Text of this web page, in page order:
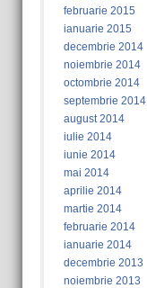
februarie 2015
ianuarie 2015
decembrie 2014
noiembrie 2014
octombrie 2014
septembrie 2014
august 2014
iulie 2014
iunie 2014
mai 2014
aprilie 2014
martie 2014
februarie 2014
ianuarie 2014
decembrie 2013
noiembrie 2013